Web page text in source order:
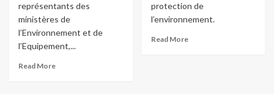
représentants des
ministères de
l’Environnement et de
l’Equipement,...
Read More
protection de
l’environnement.
Read More